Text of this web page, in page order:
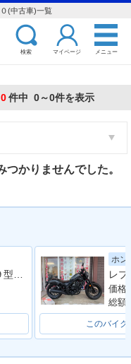
(中古車)一覧
検索 マイページ メニュー
0件中 0～0件を表示
かりませんでした。
レブル２５０ ＭＣ４９型 ２０１９年モデル 社外タンクカバー サイドバック 社外マフラー アラーム
ホン
価格:
総額:
このバイク